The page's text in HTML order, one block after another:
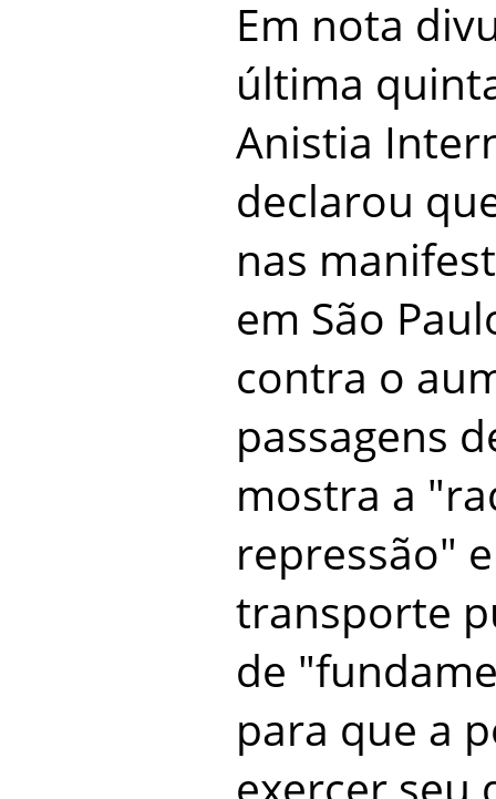
Em nota
última
Anistia
declarou
nas
em São
contra o
passagens
mostra a
repressão"
transporte
de
para que a